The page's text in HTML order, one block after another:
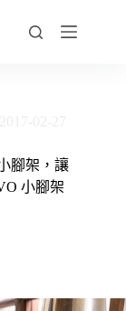
腳架，讓
小腳架